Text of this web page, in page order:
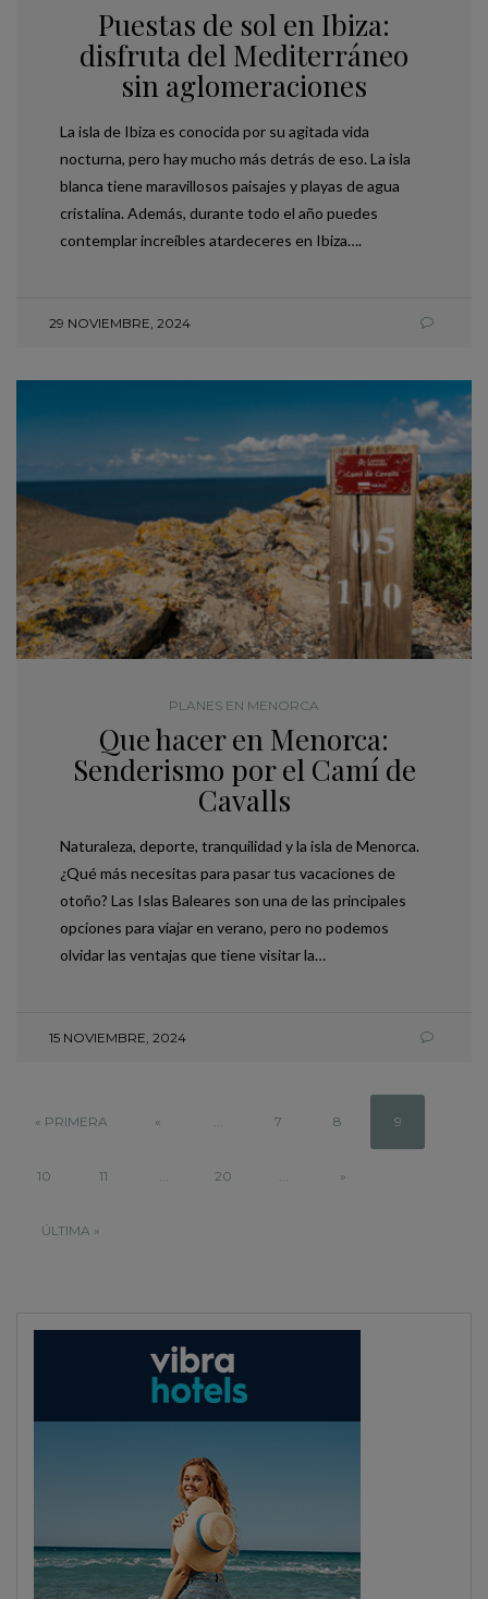
Puestas de sol en Ibiza:
disfruta del Mediterráneo
sin aglomeraciones
La isla de Ibiza es conocida por su agitada vida
nocturna, pero hay mucho más detrás de eso. La isla
blanca tiene maravillosos paisajes y playas de agua
cristalina. Además, durante todo el año puedes
contemplar increíbles atardeceres en Ibiza….
29 NOVIEMBRE, 2024
PLANES EN MENORCA
Que hacer en Menorca:
Senderismo por el Camí de
Cavalls
Naturaleza, deporte, tranquilidad y la isla de Menorca.
¿Qué más necesitas para pasar tus vacaciones de
otoño? Las Islas Baleares son una de las principales
opciones para viajar en verano, pero no podemos
olvidar las ventajas que tiene visitar la…
15 NOVIEMBRE, 2024
« PRIMERA « ... 7 8 9
10 11 ... 20 ... »
ÚLTIMA »